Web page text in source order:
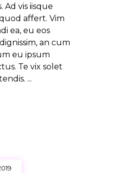
Ad vis iisque
affert. Vim
ea, eu eos
an cum
eu ipsum
Te vix solet